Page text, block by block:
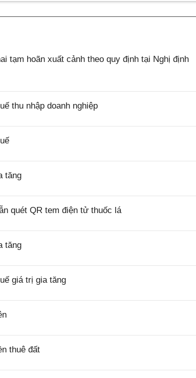
tạm hoãn xuất cảnh theo quy định tại Nghị định
thu nhập doanh nghiệp
tăng
quét QR tem điện tử thuốc lá
tăng
giá trị gia tăng
thuê đất